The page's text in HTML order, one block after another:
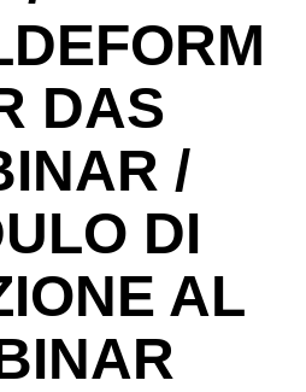
DAS
/
DI
AL